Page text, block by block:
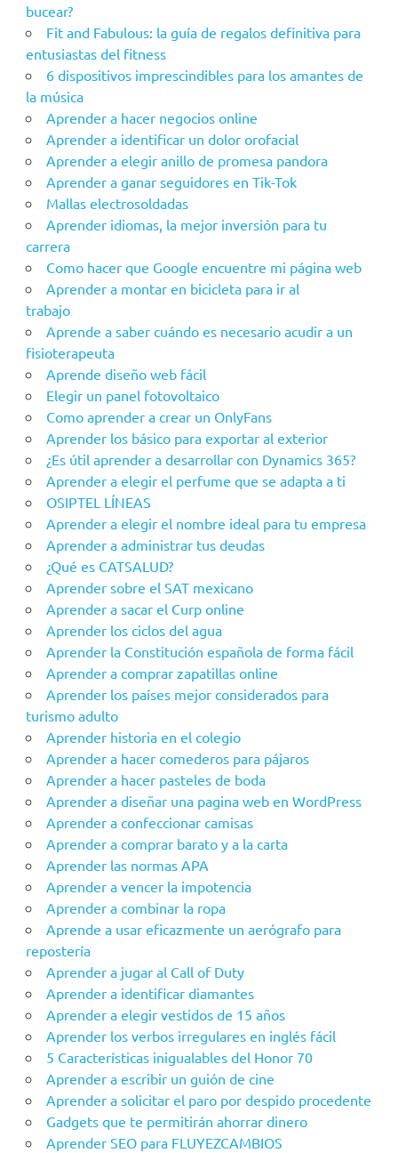
bucear?
Fit and Fabulous: la guía de regalos definitiva para
entusiastas del fitness
6 dispositivos imprescindibles para los amantes de
la música
Aprender a hacer negocios online
Aprender a identificar un dolor orofacial
Aprender a elegir anillo de promesa pandora
Aprender a ganar seguidores en Tik-Tok
Mallas electrosoldadas
Aprender idiomas, la mejor inversión para tu
carrera
Como hacer que Google encuentre mi página web
Aprender a montar en bicicleta para ir al
trabajo
Aprende a saber cuándo es necesario acudir a un
fisioterapeuta
Aprende diseño web fácil
Elegir un panel fotovoltaico
Como aprender a crear un OnlyFans
Aprender los básico para exportar al exterior
¿Es útil aprender a desarrollar con Dynamics 365?
Aprender a elegir el perfume que se adapta a ti
OSIPTEL LÍNEAS
Aprender a elegir el nombre ideal para tu empresa
Aprender a administrar tus deudas
¿Qué es CATSALUD?
Aprender sobre el SAT mexicano
Aprender a sacar el Curp online
Aprender los ciclos del agua
Aprender la Constitución española de forma fácil
Aprender a comprar zapatillas online
Aprender los países mejor considerados para
turismo adulto
Aprender historia en el colegio
Aprender a hacer comederos para pájaros
Aprender a hacer pasteles de boda
Aprender a diseñar una pagina web en WordPress
Aprender a confeccionar camisas
Aprender a comprar barato y a la carta
Aprender las normas APA
Aprender a vencer la impotencia
Aprender a combinar la ropa
Aprende a usar eficazmente un aerógrafo para
repostería
Aprender a jugar al Call of Duty
Aprender a identificar diamantes
Aprender a elegir vestidos de 15 años
Aprender los verbos irregulares en inglés fácil
5 Características inigualables del Honor 70
Aprender a escribir un guión de cine
Aprender a solicitar el paro por despido procedente
Gadgets que te permitirán ahorrar dinero
Aprender SEO para FLUYEZCAMBIOS